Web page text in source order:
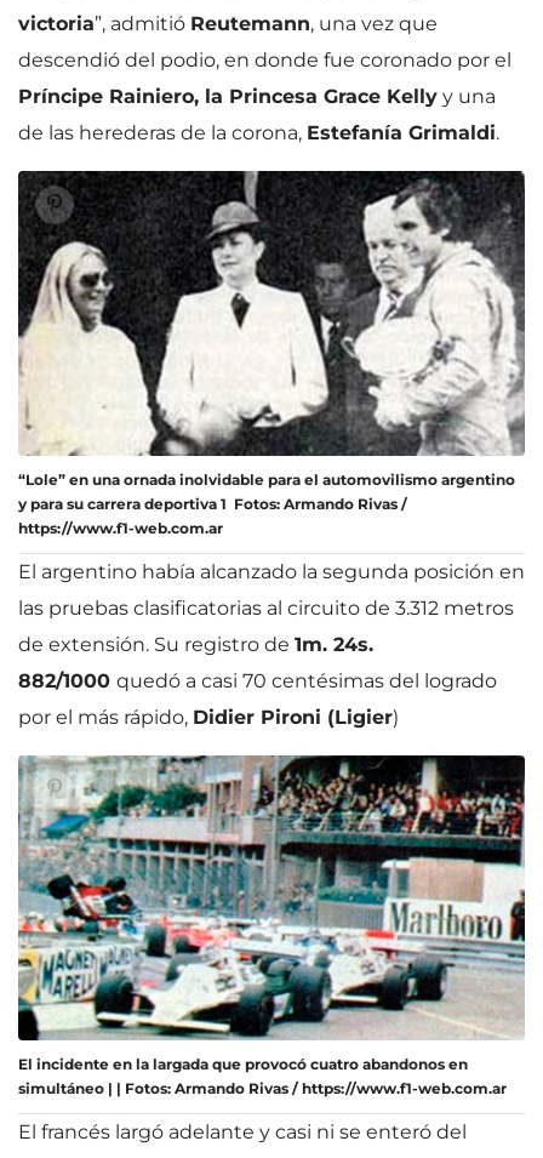
victoria”, admitió Reutemann, una vez que
descendió del podio, en donde fue coronado por el
Príncipe Rainiero, la Princesa Grace Kelly y una
de las herederas de la corona, Estefanía Grimaldi.
“Lole” en una ornada inolvidable para el automovilismo argentino
y para su carrera deportiva 1 Fotos: Armando Rivas /
https://www.f1-web.com.ar
El argentino había alcanzado la segunda posición en
las pruebas clasificatorias al circuito de 3.312 metros
de extensión. Su registro de 1m. 24s.
882/1000 quedó a casi 70 centésimas del logrado
por el más rápido, Didier Pironi (Ligier)
El incidente en la largada que provocó cuatro abandonos en
simultáneo | | Fotos: Armando Rivas / https://www.f1-web.com.ar
El francés largó adelante y casi ni se enteró del